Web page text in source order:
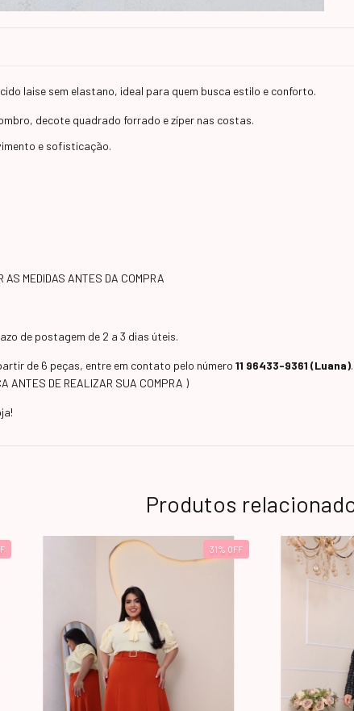
laise sem elastano, ideal para quem busca estilo e conforto.
decote quadrado forrado e zíper nas costas.
e sofisticação.
AS MEDIDAS ANTES DA COMPRA
de postagem de 2 a 3 dias úteis.
de 6 peças, entre em contato pelo número 11 96433-9361 (Luana)
ANTES DE REALIZAR SUA COMPRA )
Produtos
31% OFF